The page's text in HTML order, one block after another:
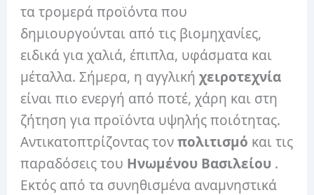
τα τρομερά προϊόντα που
δημιουργούνται από τις βιομηχανίες,
ειδικά για χαλιά, έπιπλα, υφάσματα και
μέταλλα. Σήμερα, η αγγλικήχειροτεχνία
είναι πιο ενεργή από ποτέ, χάρη και στη
ζήτηση για προϊόντα υψηλής ποιότητας.
Αντικατοπτρίζοντας τονπολιτισμό και τις
παραδόσεις του Ηνωμένου Βασιλείου .
Εκτός από τα συνηθισμένα αναμνηστικά